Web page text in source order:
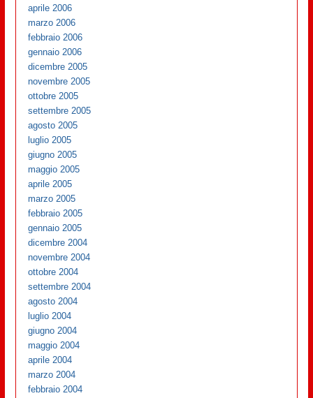
aprile 2006
marzo 2006
febbraio 2006
gennaio 2006
dicembre 2005
novembre 2005
ottobre 2005
settembre 2005
agosto 2005
luglio 2005
giugno 2005
maggio 2005
aprile 2005
marzo 2005
febbraio 2005
gennaio 2005
dicembre 2004
novembre 2004
ottobre 2004
settembre 2004
agosto 2004
luglio 2004
giugno 2004
maggio 2004
aprile 2004
marzo 2004
febbraio 2004